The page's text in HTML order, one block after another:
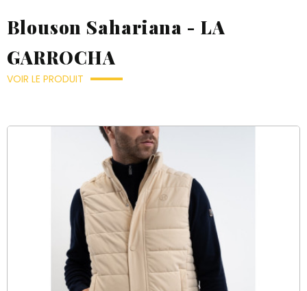
Blouson Sahariana - LA
GARROCHA
VOIR LE PRODUIT